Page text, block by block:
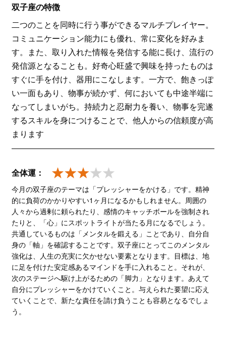
双子座の特徴
二つのことを同時に行う事ができるマルチプレイヤー。
コミュニケーション能力にも優れ、常に変化を好みま
す。また、取り入れた情報を発信する能に長け、流行の
発信源となることも。好奇心旺盛で興味を持ったものは
すぐに手を付け、器用にこなします。一方で、飽きっぽ
い一面もあり、物事が続かず、何においても中途半端に
なってしまいがち。持続力と忍耐力を養い、物事を完遂
するスキルを身につけることで、他人からの信頼度が高
まります
全体運：
今月の双子座のテーマは「プレッシャーをかける」です。精神
的に負荷のかかりやすい1ヶ月になるかもしれません。周囲の
人々から過剰に頼られたり、感情のキャッチボールを強制され
たりと、「心」にスポットライトが当たる月になるでしょう。
共通しているものは「メンタルを鍛える」ことであり、自分自
身の「軸」を確認することです。双子座にとってこのメンタル
強化は、人生の充実に欠かせない要素となります。目標は、地
に足を付けた安定感あるマインドを手に入れること。それが、
次のステージへ駆け上がるための「脚力」となります。あえて
自分にプレッシャーをかけていくこと。与えられた要望に応え
ていくことで、新たな責任を請け負うことも容易となるでしょ
う。